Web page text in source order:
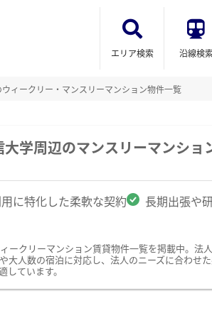
エリア検索 沿線検
ィークリー・マンスリーマンション物件一覧
学周辺のマンスリーマンシ
に特化した柔軟な契約 長期出張や
クリーマンション賃貸物件一覧を掲載中。
人数の宿泊に対応し、法人のニーズに合わ
ています。